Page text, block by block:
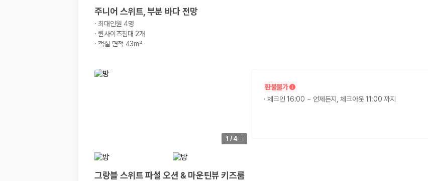
제주렌트카 보험까지 비교해야 진짜 가격비교입니다
동일한 차량이라도 보험 조건에 따라 실제 부담 금액이 달라질 수 있습니다. 카모아는 제주 렌트카 가격뿐 아니라 일반자차, 완전자차, 슈퍼자
사고 발생 시 일정 금액의 면책금이 발생할 수 있습니다.
더 높은 보장 조건을 원하는 사용자에게 적합합니다.
주니어 스위트, 부분 바다 전망
·최대인원 4명
·퀸사이즈침대 2개
·객실 면적 43m²
1 /4
그랑블 스위트 파셜 오션 & 마운틴뷰 키즈룸
환불불가
·체크인 16:00 ~ 언제든지, 체크아웃 11:00 까지